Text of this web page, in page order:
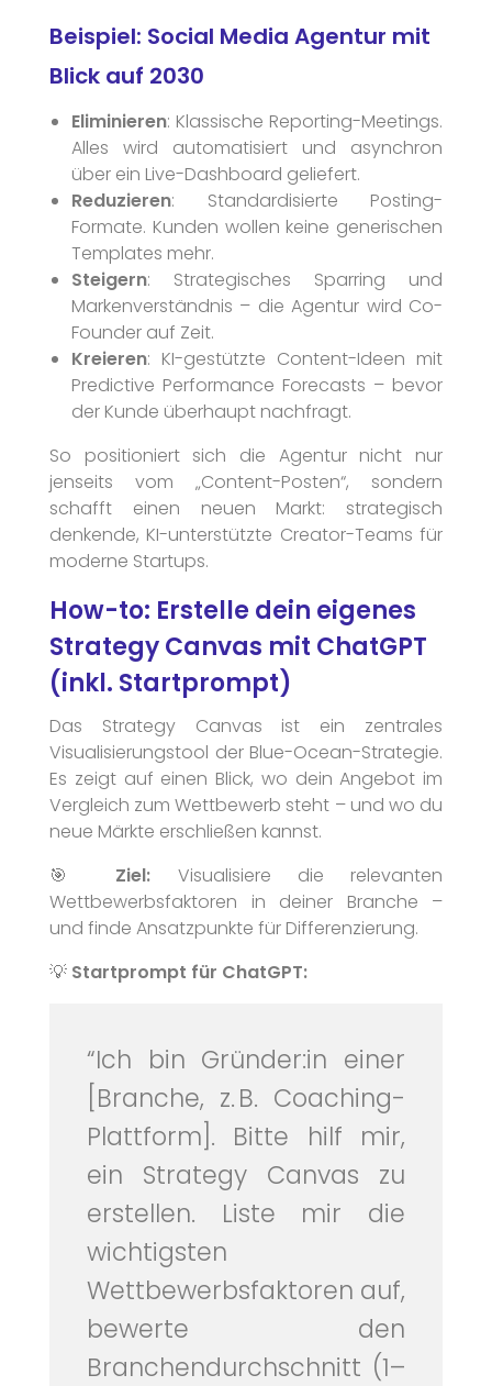
Beispiel: Social Media Agentur mit
Blick auf 2030
Eliminieren: Klassische Reporting-Meetings.
Alles wird automatisiert und asynchron
über ein Live-Dashboard geliefert.
Reduzieren: Standardisierte Posting-
Formate. Kunden wollen keine generischen
Templates mehr.
Steigern: Strategisches Sparring und
Markenverständnis – die Agentur wird Co-
Founder auf Zeit.
Kreieren: KI-gestützte Content-Ideen mit
Predictive Performance Forecasts – bevor
der Kunde überhaupt nachfragt.
So positioniert sich die Agentur nicht nur
jenseits vom „Content-Posten“, sondern
schafft einen neuen Markt: strategisch
denkende, KI-unterstützte Creator-Teams für
moderne Startups.
How-to: Erstelle dein eigenes
Strategy Canvas mit ChatGPT
(inkl. Startprompt)
Das Strategy Canvas ist ein zentrales
Visualisierungstool der Blue-Ocean-Strategie.
Es zeigt auf einen Blick, wo dein Angebot im
Vergleich zum Wettbewerb steht – und wo du
neue Märkte erschließen kannst.
🎯 Ziel: Visualisiere die relevanten
Wettbewerbsfaktoren in deiner Branche –
und finde Ansatzpunkte für Differenzierung.
💡 Startprompt für ChatGPT:
“Ich bin Gründer:in einer
[Branche, z. B. Coaching-
Plattform]. Bitte hilf mir,
ein Strategy Canvas zu
erstellen. Liste mir die
wichtigsten
Wettbewerbsfaktoren auf,
bewerte den
Branchendurchschnitt (1–
Kontakt
Termine